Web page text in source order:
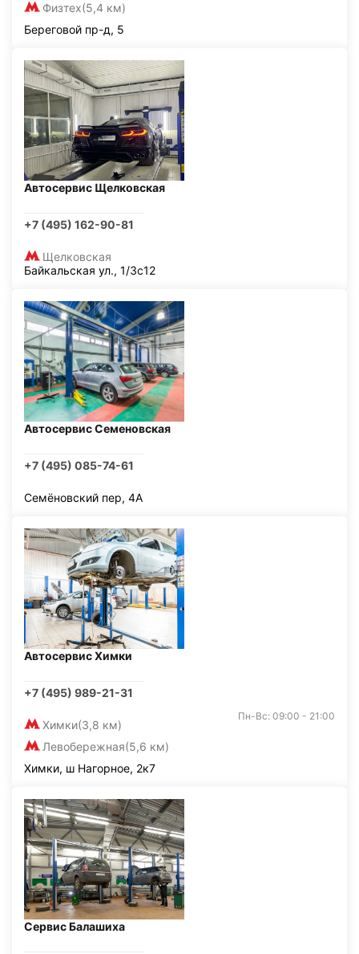
Физтех(5,4 км)
Береговой пр-д, 5
Автосервис Щелковская
+7 (495) 162-90-81
Щелковская
Байкальская ул., 1/3с12
Автосервис Семеновская
+7 (495) 085-74-61
Семёновский пер, 4А
Автосервис Химки
+7 (495) 989-21-31
Химки(3,8 км)
Левобережная(5,6 км)
Пн-Вс: 09:00 - 21:00
Химки, ш Нагорное, 2к7
Сервис Балашиха